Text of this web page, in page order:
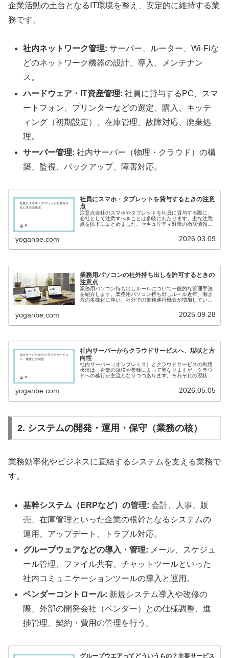
企業活動の土台となるIT環境を整え、安定的に維持する業
務です。
社内ネットワーク管理: サーバー、ルーター、Wi-Fiな
どのネットワーク機器の設計、導入、メンテナン
ス。
ハードウェア・IT資産管理: 社員に貸与するPC、スマ
ートフォン、プリンターなどの選定、購入、キッテ
ィング（初期設定）、在庫管理、故障対応、廃棄処
理。
サーバー管理: 社内サーバー（物理・クラウド）の構
築、監視、バックアップ、障害対応。
社員にスマホ・タブレットを貸与するときの注意
点
注意点会社のスマホやタブレットを社員に貸与する際に、
会社として注意すべきことは多岐にわたります。主な注意
点を以下にまとめました。セキュリティ対策の徹底情報漏
yoganbe.com 2026.03.09
業務用パソコンの社外持ち出しを許可するときの
注意点
業務用パソコン持ち出しルールについて一般的な管理手法
を紹介します。業務用パソコン持ち出しルール近年、働き
方の多様化に伴い、社外での業務遂行機会が増加していま
yoganbe.com 2025.09.28
社内サーバーからクラウドサービスへ、現状と方
向性
社内サーバー（オンプレミス）とクラウドサービスの利用
状況は、企業の規模や業種によって異なりますが、クラウ
ドへの移行が主流となりつつあります。それぞれの現状、
yoganbe.com 2026.05.05
2. システムの開発・運用・保守（業務の核）
業務効率化やビジネスに直結するシステムを支える業務で
す。
基幹システム（ERPなど）の管理: 会計、人事、販
売、在庫管理といった企業の根幹となるシステムの
運用、アップデート、トラブル対応。
グループウェアなどの導入・管理: メール、スケジュ
ール管理、ファイル共有、チャットツールといった
社内コミュニケーションツールの導入と運用。
ベンダーコントロール: 新規システム導入や改修の
際、外部の開発会社（ベンダー）との仕様調整、進
捗管理、契約・費用の管理を行う。
グループウエアってどういうもの？主要サービス